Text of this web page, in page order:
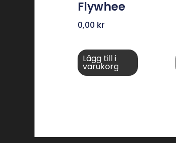
Flywhee
0,00 kr
Lägg till i
varukorg